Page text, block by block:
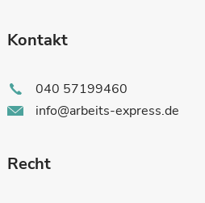
Kontakt
040 57199460
info@arbeits-express.de
Recht